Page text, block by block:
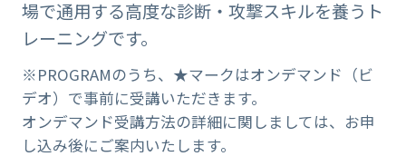
場で通用する高度な診断・攻撃スキルを養うト
レーニングです。
※PROGRAMのうち、★マークはオンデマンド（ビ
デオ）で事前に受講いただきます。
オンデマンド受講方法の詳細に関しましては、お申
し込み後にご案内いたします。